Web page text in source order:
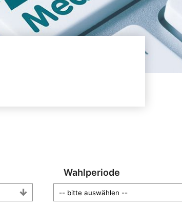
Wahlperiode